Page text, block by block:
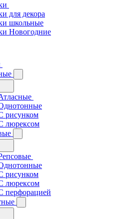
для декора
школьные
Новогодние
рисунком
люрексом
рисунком
люрексом
перфорацией